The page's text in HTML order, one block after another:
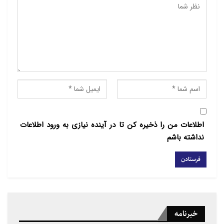
مسجدی به بیان برخی از جنبه‌های مدیریتی و
تشکیل کتائب از مجاهدان عراق در دوران دفاع مقدس بود
و در مقابله با داعش
که با فتوای آیت‌الله سیستانی صورت گرفت و جوانان
شیعه عراقی به سوی
جبهه‌ها آمدند نقش بسیار برجسته داشت.همچنین
شناخت خوبی میان عراقی‌ها و
سردار تقوی حاکم بود و او را مانند فرمانده خود دوست
وی
اطلاعات من را ذخیره کن تا در آینده نیازی به ورود اطلاعات
نداشته باشم
خبرنامه